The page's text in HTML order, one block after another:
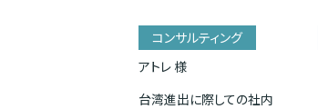
コンサルティング
アトレ 様
台湾進出に際しての社内